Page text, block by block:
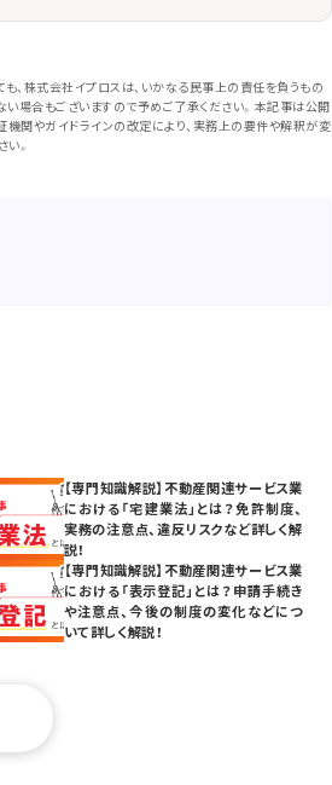
、株式会社イプロスは、いかなる民事上の責任を負うもの
場合もございますので予めご了承ください。本記事は公開
関やガイドラインの改定により、実務上の要件や解釈が変
。
【専門知識解説】不動産関連サービス業
における「宅建業法」とは？免許制度、
実務の注意点、違反リスクなど詳しく解
説！
【専門知識解説】不動産関連サービス業
における「表示登記」とは？申請手続き
や注意点、今後の制度の変化などにつ
いて詳しく解説！